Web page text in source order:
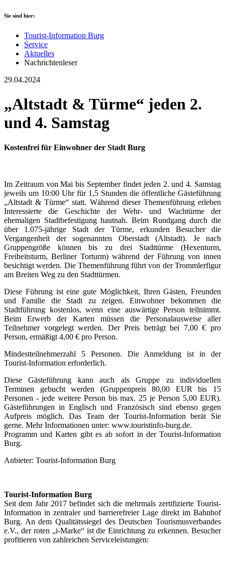
Sie sind hier:
Tourist-Information Burg
Service
Aktuelles
Nachrichtenleser
29.04.2024
„Altstadt & Türme“ jeden 2.
und 4. Samstag
Kostenfrei für Einwohner der Stadt Burg
Im Zeitraum von Mai bis September findet jeden 2. und 4. Samstag
jeweils um 10:00 Uhr für 1,5 Stunden die öffentliche Gästeführung
„Altstadt & Türme“ statt. Während dieser Themenführung erleben
Interessierte die Geschichte der Wehr- und Wachtürme der
ehemaligen Stadtbefestigung hautnah. Beim Rundgang durch die
über 1.075-jährige Stadt der Türme, erkunden Besucher die
Vergangenheit der sogenannten Oberstadt (Altstadt). Je nach
Gruppengröße können bis zu drei Stadttürme (Hexenturm,
Freiheitsturm, Berliner Torturm) während der Führung von innen
besichtigt werden. Die Themenführung führt von der Trommlerfigur
am Breiten Weg zu den Stadttürmen.
Diese Führung ist eine gute Möglichkeit, Ihren Gästen, Freunden
und Familie die Stadt zu zeigen. Einwohner bekommen die
Stadtführung kostenlos, wenn eine auswärtige Person teilnimmt.
Beim Erwerb der Karten müssen die Personalausweise aller
Teilnehmer vorgelegt werden. Der Preis beträgt bei 7,00 € pro
Person, ermäßigt 4,00 € pro Person.
Mindestteilnehmerzahl 5 Personen. Die Anmeldung ist in der
Tourist-Information erforderlich.
Diese Gästeführung kann auch als Gruppe zu individuellen
Terminen gebucht werden (Gruppenpreis 80,00 EUR bis 15
Personen - jede weitere Person bis max. 25 je Person 5,00 EUR).
Gästeführungen in Englisch und Französisch sind ebenso gegen
Aufpreis möglich. Das Team der Tourist-Information berät Sie
gerne. Mehr Informationen unter: www.touristinfo-burg.de.
Programm und Karten gibt es ab sofort in der Tourist-Information
Burg.
Anbieter: Tourist-Information Burg
Tourist-Information Burg
Seit dem Jahr 2017 befindet sich die mehrmals zertifizierte Tourist-
Information in zentraler und barrierefreier Lage direkt im Bahnhof
Burg. An dem Qualitätssiegel des Deutschen Tourismusverbandes
e.V., der roten „i-Marke“ ist die Einrichtung zu erkennen. Besucher
profitieren von zahlreichen Serviceleistungen: